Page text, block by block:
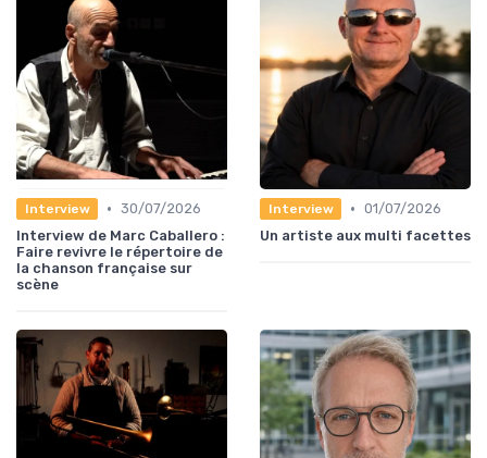
Interview • 30/07/2026
Interview de Marc Caballero :
Faire revivre le répertoire de
la chanson française sur
scène
Interview • 01/07/2026
Un artiste aux multi facettes